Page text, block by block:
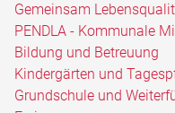
Gemeinsam
PENDLA - Kommunale
Bildung und Betreuung
Kindergärten und
Grundschule und